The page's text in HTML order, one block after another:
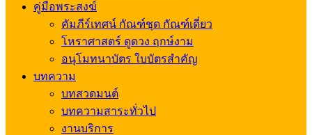
คู่มือพระสงฆ์
คัมภีร์เทศน์ กัณฑ์ชุด กัณฑ์เดี่ยว
โหราศาสตร์ ดูดวง ฤกษ์งาม
อนุโมทนาบัตร ใบบัตรสำคัญ
บทความ
บทสวดมนต์
บทความสาระทั่วไป
งานบริการ